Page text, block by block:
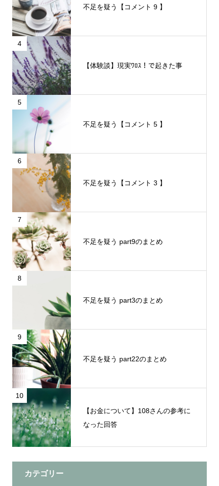
不足を疑う【コメント 9 】
4
【体験談】現実ﾜﾛｽ！で起きた事
5
不足を疑う【コメント 5 】
6
不足を疑う【コメント 3 】
7
不足を疑う part9のまとめ
8
不足を疑う part3のまとめ
9
不足を疑う part22のまとめ
10
【お金について】108さんの参考に
なった回答
カテゴリー